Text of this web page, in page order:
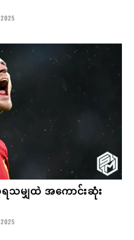
မျှထဲ အကောင်းဆုံး